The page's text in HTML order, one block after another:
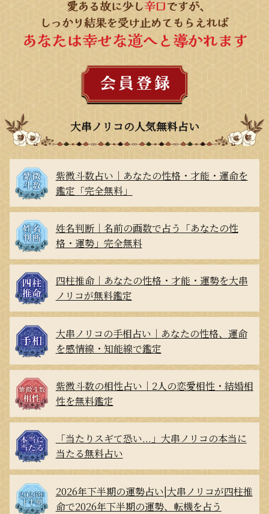
大串ノリコの人気無料占い
紫微斗数占い｜あなたの性格・才能・運命を
鑑定「完全無料」
姓名判断｜名前の画数で占う「あなたの性
格・運勢」完全無料
四柱推命｜あなたの性格・才能・運勢を大串
ノリコが無料鑑定
大串ノリコの手相占い｜あなたの性格、運命
を感情線・知能線で鑑定
紫微斗数の相性占い｜2人の恋愛相性・結婚相
性を無料鑑定
「当たりスギて恐い...」大串ノリコの本当に
当たる無料占い
2026年下半期の運勢占い|大串ノリコが四柱推
命で2026年下半期の運勢、転機を占う